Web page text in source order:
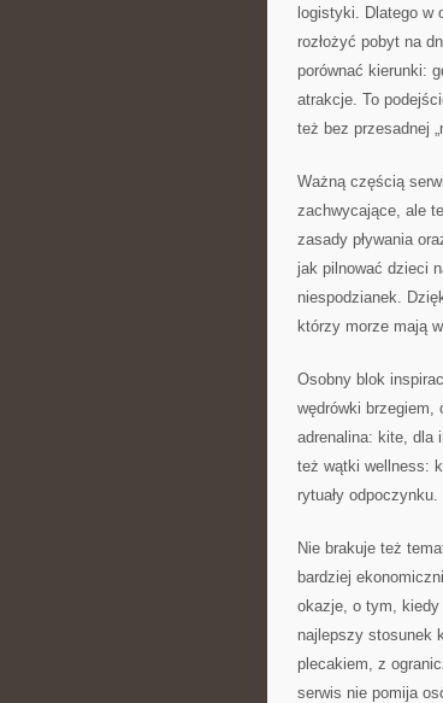
logistyki. Dlatego w
rozłożyć pobyt na
porównać kierunki:
atrakcje. To
też bez przesadnej
Ważną częścią
zachwycające, ale
zasady pływania
jak pilnować dzieci
niespodzianek.
którzy morze mają
Osobny blok
wędrówki brzegiem,
adrenalina: kite, dla
też wątki wellness:
rytuały odpoczynku.
Nie brakuje też
bardziej
okazje, o tym, kiedy
najlepszy stosunek
plecakiem, z
serwis nie pomija